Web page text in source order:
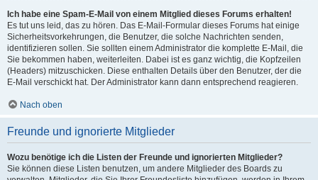
Ich habe eine Spam-E-Mail von einem Mitglied dieses Forums erhalten!
Es tut uns leid, das zu hören. Das E-Mail-Formular dieses Forums hat einige
Sicherheitsvorkehrungen, die Benutzer, die solche Nachrichten senden,
identifizieren sollen. Sie sollten einem Administrator die komplette E-Mail, die
Sie bekommen haben, weiterleiten. Dabei ist es ganz wichtig, die Kopfzeilen
(Headers) mitzuschicken. Diese enthalten Details über den Benutzer, der die
E-Mail verschickt hat. Der Administrator kann dann entsprechend reagieren.
Nach oben
Freunde und ignorierte Mitglieder
Wozu benötige ich die Listen der Freunde und ignorierten Mitglieder?
Sie können diese Listen benutzen, um andere Mitglieder des Boards zu